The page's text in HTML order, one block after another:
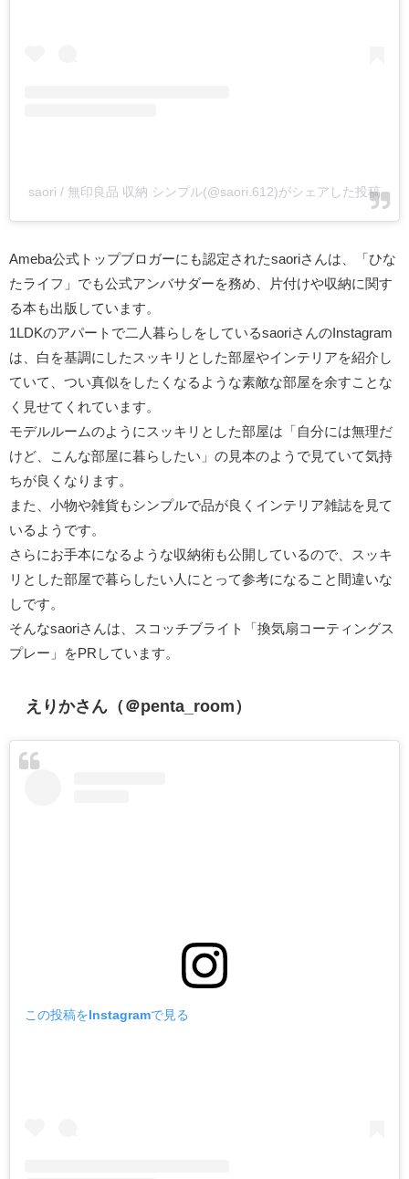
saori / 無印良品 収納 シンプル(@saori.612)がシェアした投稿
Ameba公式トップブロガーにも認定されたsaoriさんは、「ひな
たライフ」でも公式アンバサダーを務め、片付けや収納に関す
る本も出版しています。
1LDKのアパートで二人暮らしをしているsaoriさんのInstagram
は、白を基調にしたスッキリとした部屋やインテリアを紹介し
ていて、つい真似をしたくなるような素敵な部屋を余すことな
く見せてくれています。
モデルルームのようにスッキリとした部屋は「自分には無理だ
けど、こんな部屋に暮らしたい」の見本のようで見ていて気持
ちが良くなります。
また、小物や雑貨もシンプルで品が良くインテリア雑誌を見て
いるようです。
さらにお手本になるような収納術も公開しているので、スッキ
リとした部屋で暮らしたい人にとって参考になること間違いな
しです。
そんなsaoriさんは、スコッチブライト「換気扇コーティングス
プレー」をPRしています。
えりかさん（＠penta_room）
この投稿をInstagramで見る